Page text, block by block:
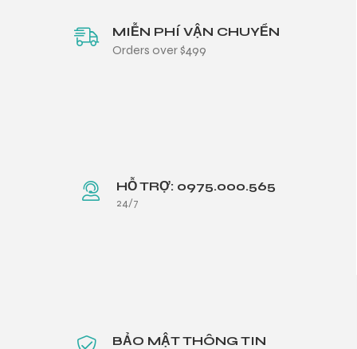
MIỄN PHÍ VẬN CHUYỂN
Orders over $499
HỖ TRỢ: 0975.000.565
24/7
BẢO MẬT THÔNG TIN